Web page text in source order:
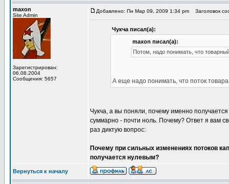
maxon
Site Admin
Зарегистрирован:
06.08.2004
Сообщения: 5657
Добавлено: Пн Мар 09, 2009 1:34 pm Заголовок
Чукча писал(а):
maxon писал(а):
Потом, надо понимать, что
А еще надо понимать, что поток
Чукча, а вы поняли, почему именно
суммарно - почти ноль. Почему? Ответ я вам
раз диктую вопрос:
Почему при сильных изменениях потоков
получается нулевым?
Вернуться к началу